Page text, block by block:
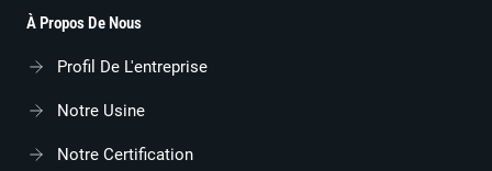
À Propos De Nous
Profil De L'entreprise
Notre Usine
Notre Certification